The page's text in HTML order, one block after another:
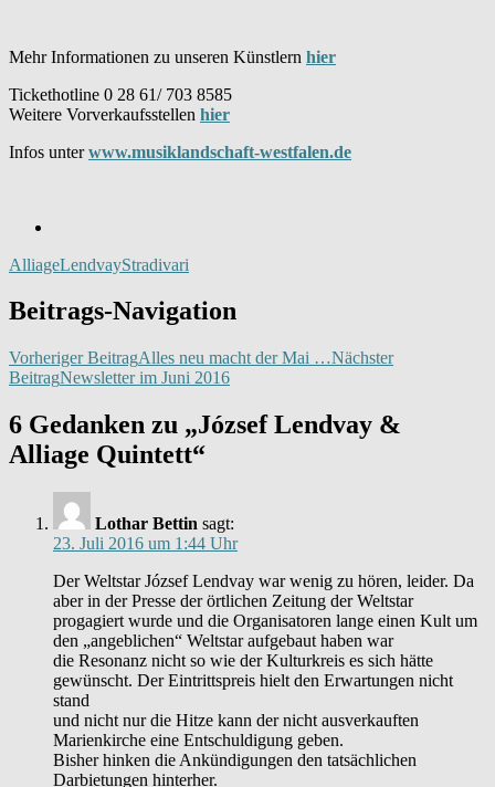
Mehr Informationen zu unseren Künstlern hier
Tickethotline 0 28 61/ 703 8585
Weitere Vorverkaufsstellen hier
Infos unterwww.musiklandschaft-westfalen.de
AlliageLendvayStradivari
Beitrags-Navigation
Vorheriger BeitragAlles neu macht der Mai …Nächster
BeitragNewsletter im Juni 2016
6 Gedanken zu „József Lendvay &
Alliage Quintett“
Lothar Bettin sagt:
23. Juli 2016 um 1:44 Uhr
Der Weltstar József Lendvay war wenig zu hören, leider. Da
aber in der Presse der örtlichen Zeitung der Weltstar
progagiert wurde und die Organisatoren lange einen Kult um
den „angeblichen“ Weltstar aufgebaut haben war
die Resonanz nicht so wie der Kulturkreis es sich hätte
gewünscht. Der Eintrittspreis hielt den Erwartungen nicht
stand
und nicht nur die Hitze kann der nicht ausverkauften
Marienkirche eine Entschuldigung geben.
Bisher hinken die Ankündigungen den tatsächlichen
Darbietungen hinterher.